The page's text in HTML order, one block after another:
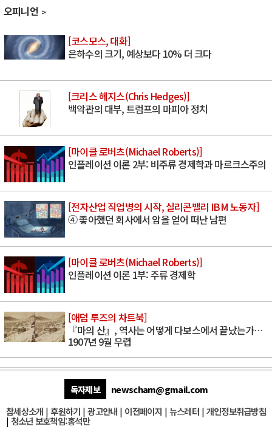
오피니언
[코스모스, 대화]
은하수의 크기, 예상보다 10% 더 크다
[크리스 헤지스(Chris Hedges)]
백악관의 대부, 트럼프의 마피아 정치
[마이클 로버츠(Michael Roberts)]
인플레이션 이론 2부: 비주류 경제학과 마르크스주의
[전자산업 직업병의 시작, 실리콘밸리 IBM 노동자]
④ 좋아했던 회사에서 암을 얻어 떠난 남편
[마이클 로버츠(Michael Roberts)]
인플레이션 이론 1부: 주류 경제학
[애덤 투즈의 차트북]
『마의 산』, 역사는 어떻게 다보스에서 끝났는가…
1907년 9월 무렵
독자제보
newscham@gmail.com
참세상소개 | 후원하기 |광고안내 | 이전페이지 | 뉴스레터| 개인정보취급방침
| 청소년 보호책임:홍석만